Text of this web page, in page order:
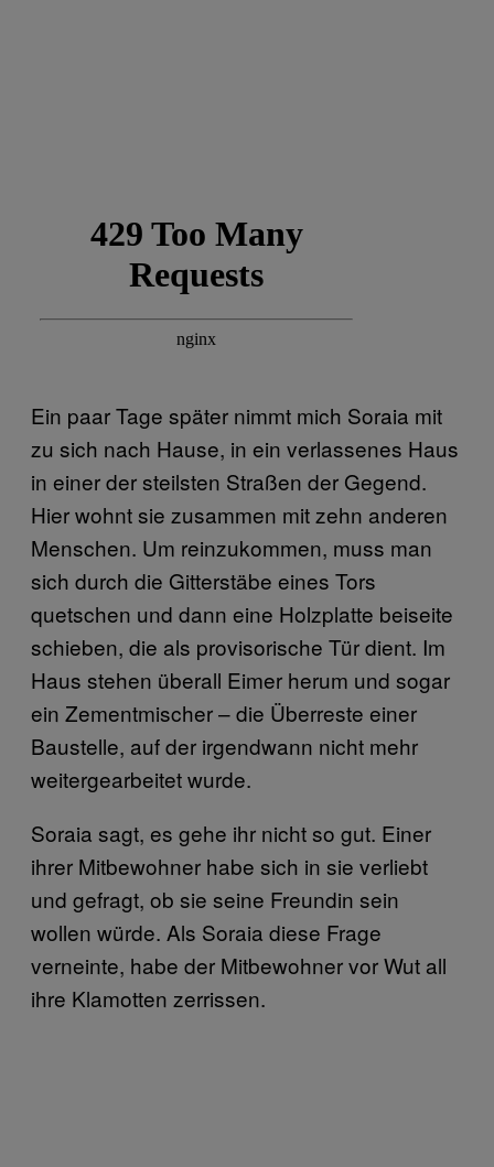
Ein paar Tage später nimmt mich Soraia mit
zu sich nach Hause, in ein verlassenes Haus
in einer der steilsten Straßen der Gegend.
Hier wohnt sie zusammen mit zehn anderen
Menschen. Um reinzukommen, muss man
sich durch die Gitterstäbe eines Tors
quetschen und dann eine Holzplatte beiseite
schieben, die als provisorische Tür dient. Im
Haus stehen überall Eimer herum und sogar
ein Zementmischer – die Überreste einer
Baustelle, auf der irgendwann nicht mehr
weitergearbeitet wurde.
Soraia sagt, es gehe ihr nicht so gut. Einer
ihrer Mitbewohner habe sich in sie verliebt
und gefragt, ob sie seine Freundin sein
wollen würde. Als Soraia diese Frage
verneinte, habe der Mitbewohner vor Wut all
ihre Klamotten zerrissen.